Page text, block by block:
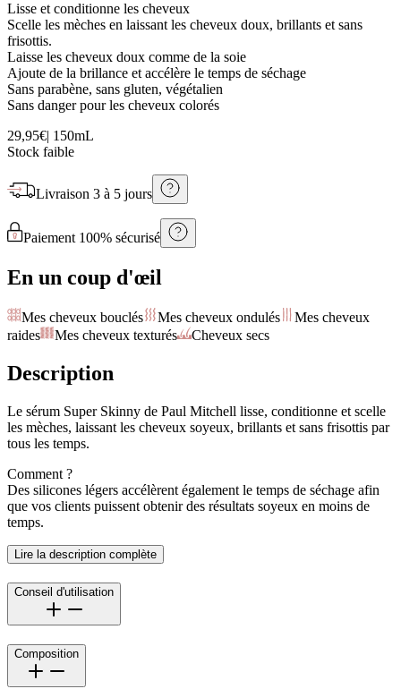
Lisse et conditionne les cheveux
Scelle les mèches en laissant les cheveux doux, brillants et sans
frisottis.
Laisse les cheveux doux comme de la soie
Ajoute de la brillance et accélère le temps de séchage
Sans parabène, sans gluten, végétalien
Sans danger pour les cheveux colorés
29,95€| 150mL
Stock faible
Livraison 3 à 5 jours
Paiement 100% sécurisé
En un coup d'œil
Mes cheveux bouclés Mes cheveux ondulés
Mes cheveux
raides
Mes cheveux texturés Cheveux secs
Description
Le sérum Super Skinny de Paul Mitchell lisse, conditionne et scelle
les mèches, laissant les cheveux soyeux, brillants et sans frisottis par
tous les temps.
Comment ?
Des silicones légers accélèrent également le temps de séchage afin
que vos clients puissent obtenir des résultats soyeux en moins de
temps.
Lire la description complète
Conseil d'utilisation
Composition